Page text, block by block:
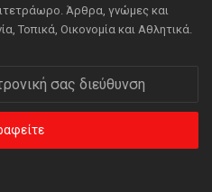
Άρθρα, γνώμες και
Τοπικά, Οικονομία και Αθλητικά.